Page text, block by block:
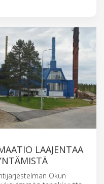
LAAJENTAA
Okun